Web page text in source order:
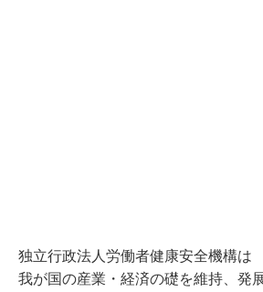
独立行政法人労働者健康安全機構は
我が国の産業・経済の礎を維持、発